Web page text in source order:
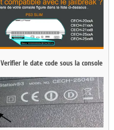
Verifier le date code sous la console